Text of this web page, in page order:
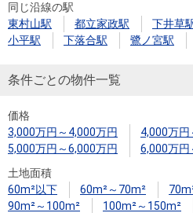
購入向け
サービス
住宅ロー
ンシミュ
暮らしの
税金の本
（電子ブ
ック）
ド
住まいと
暮らしの
税金の本
売却ガイ
ド
同じ沿線の駅
東村山駅
都立家政駅 下井草
小平駅
下落合駅 鷺ノ宮駅
条件ごとの物件一覧
価格
3,000万円～4,000万円
4,000万円
5,000万円～6,000万円
6,000万円
土地面積
60m²以下
60m²～70m²
90m²～100m²
100m²～150m²